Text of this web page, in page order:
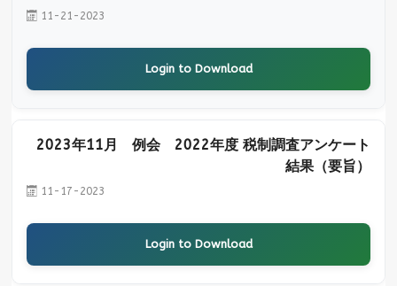
11-21-2023
Login to Download
2023年11月 例会 2022年度 税制調査アンケート
結果（要旨）
11-17-2023
Login to Download